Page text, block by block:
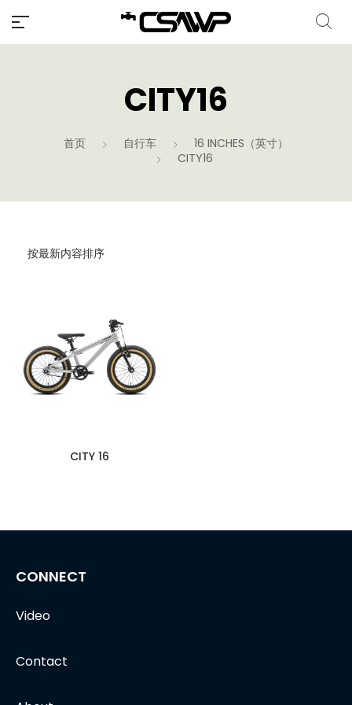
CITY16
首页 自行车
16 INCHES（英寸）
CITY16
CITY 16
CONNECT
Video
Contact